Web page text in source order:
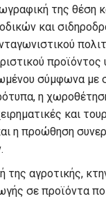
της θέση
και
προϊόντος
σύμφωνα με
η
και
η προώθηση
της αγροτικής,
σε προϊόντα